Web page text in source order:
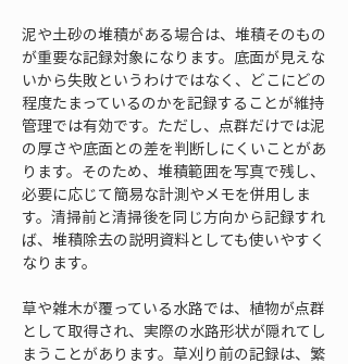
泥や土砂の堆積がある場合は、堆積そのもの
が重要な記録対象になります。底面が見えな
いから失敗というわけではなく、どこにどの
程度たまっているのかを記録することが維持
管理では有効です。ただし、点群だけでは泥
の厚さや底面との差を判断しにくいことがあ
ります。そのため、堆積範囲を写真で残し、
必要に応じて簡易な計測やメモを併用しま
す。清掃前と清掃後を同じ方向から記録すれ
ば、堆積除去の説明資料としても使いやすく
なります。
草や雑木が覆っている水路では、植物が点群
として取得され、実際の水路形状が隠れてし
まうことがあります。草刈り前の記録は、繁